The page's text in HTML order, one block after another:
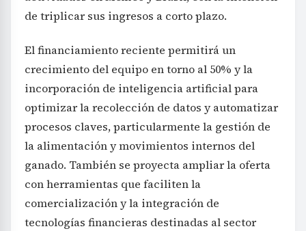
de triplicar sus ingresos a corto plazo.
El financiamiento reciente permitirá un
crecimiento del equipo en torno al 50% y la
incorporación de inteligencia artificial para
optimizar la recolección de datos y automatizar
procesos claves, particularmente la gestión de
la alimentación y movimientos internos del
ganado. También se proyecta ampliar la oferta
con herramientas que faciliten la
comercialización y la integración de
tecnologías financieras destinadas al sector